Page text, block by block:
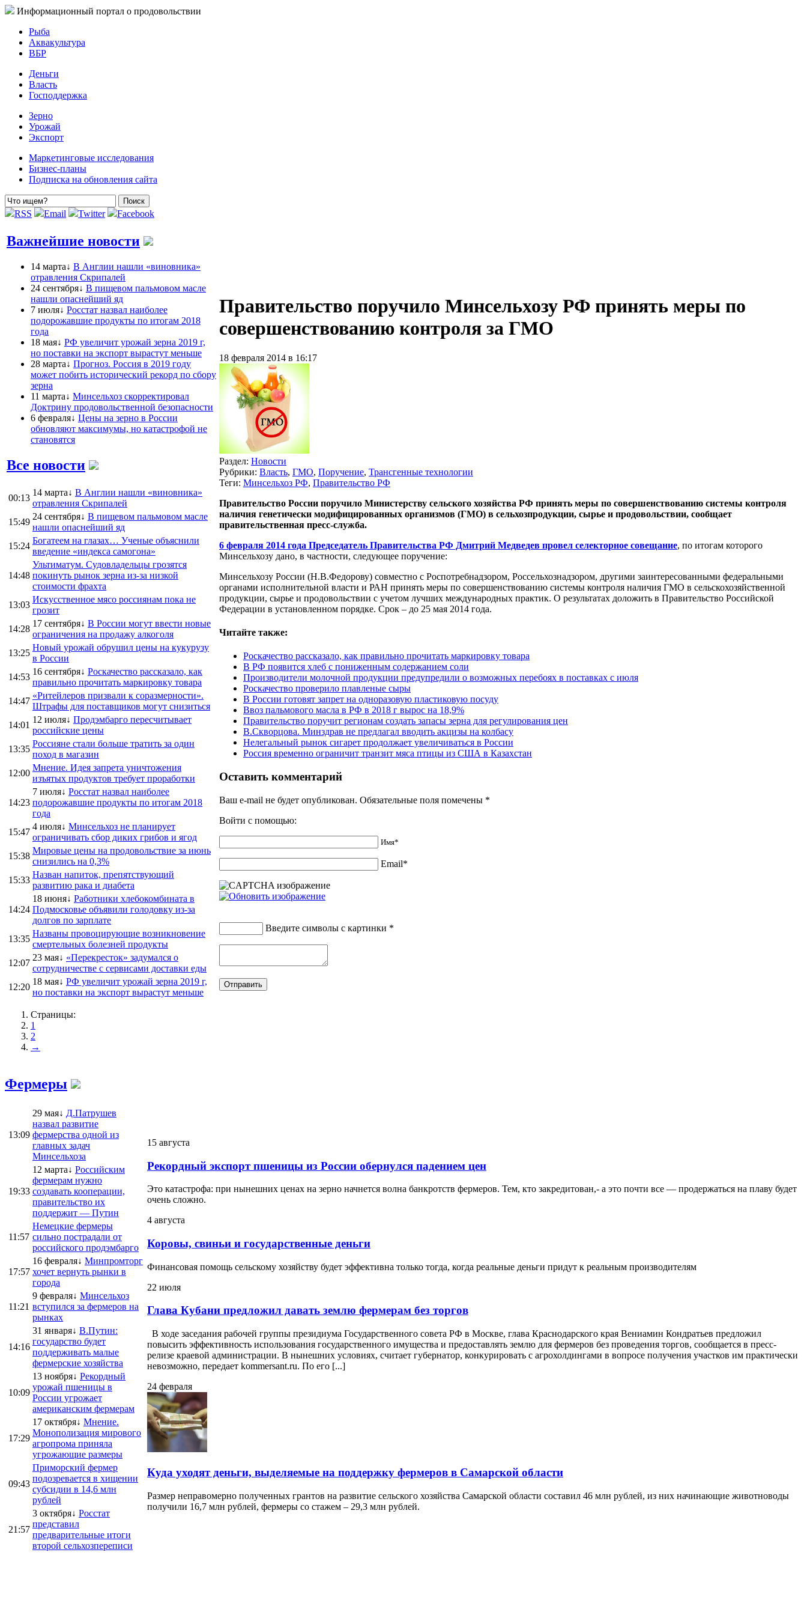
Информационный портал о продовольствии
Рыба
Аквакультура
ВБР
Деньги
Власть
Господдержка
Зерно
Урожай
Экспорт
Маркетинговые исследования
Бизнес-планы
Подписка на обновления сайта
RSS Email Twitter Facebook
Важнейшие новости
14 марта↓ В Англии нашли «виновника»
отравления Скрипалей
24 сентября↓ В пищевом пальмовом масле
нашли опаснейший яд
7 июля↓ Росстат назвал наиболее
подорожавшие продукты по итогам 2018
года
18 мая↓ РФ увеличит урожай зерна 2019 г,
но поставки на экспорт вырастут меньше
28 марта↓ Прогноз. Россия в 2019 году
может побить исторический рекорд по сбору
зерна
11 марта↓ Минсельхоз скорректировал
Доктрину продовольственной безопасности
6 февраля↓ Цены на зерно в России
обновляют максимумы, но катастрофой не
становятся
Все новости
00:13
14 марта↓ В Англии нашли «виновника»
отравления Скрипалей
15:49
24 сентября↓ В пищевом пальмовом масле
нашли опаснейший яд
15:24
Богатеем на глазах… Ученые объяснили
введение «индекса самогона»
14:48
Ультиматум. Судовладельцы грозятся
покинуть рынок зерна из-за низкой
стоимости фрахта
13:03
Искусственное мясо россиянам пока не
грозит
14:28
17 сентября↓ В России могут ввести новые
ограничения на продажу алкоголя
13:25
Новый урожай обрушил цены на кукурузу
в России
14:53
16 сентября↓ Роскачество рассказало, как
правильно прочитать маркировку товара
14:47
«Ритейлеров призвали к соразмерности».
Штрафы для поставщиков могут снизиться
14:01
12 июля↓ Продэмбарго пересчитывает
российские цены
13:35
Россияне стали больше тратить за один
поход в магазин
12:00
Мнение. Идея запрета уничтожения
изъятых продуктов требует проработки
14:23
7 июля↓ Росстат назвал наиболее
подорожавшие продукты по итогам 2018
года
15:47
4 июля↓ Минсельхоз не планирует
ограничивать сбор диких грибов и ягод
15:38
Мировые цены на продовольствие за июнь
снизились на 0,3%
15:33
Назван напиток, препятствующий
развитию рака и диабета
14:24
18 июня↓ Работники хлебокомбината в
Подмосковье объявили голодовку из-за
долгов по зарплате
13:35
Названы провоцирующие возникновение
смертельных болезней продукты
12:07
23 мая↓ «Перекресток» задумался о
сотрудничестве с сервисами доставки еды
12:20
18 мая↓ РФ увеличит урожай зерна 2019 г,
но поставки на экспорт вырастут меньше
Страницы:
1
2
→
Правительство поручило Минсельхозу РФ принять меры по
совершенствованию контроля за ГМО
18 февраля 2014 в 16:17
Раздел: Новости
Рубрики: Власть, ГМО, Поручение, Трансгенные технологии
Теги: Минсельхоз РФ, Правительство РФ
Правительство России поручило Министерству сельского хозяйства РФ принять меры по совершенствованию системы контроля
наличия генетически модифицированных организмов (ГМО) в сельхозпродукции, сырье и продовольствии, сообщает
правительственная пресс-служба.
6 февраля 2014 года Председатель Правительства РФ Дмитрий Медведев провел селекторное совещание, по итогам которого
Минсельхозу дано, в частности, следующее поручение:
Минсельхозу России (Н.В.Федорову) совместно с Роспотребнадзором, Россельхознадзором, другими заинтересованными федеральными
органами исполнительной власти и РАН принять меры по совершенствованию системы контроля наличия ГМО в сельскохозяйственной
продукции, сырье и продовольствии с учетом лучших международных практик. О результатах доложить в Правительство Российской
Федерации в установленном порядке. Срок – до 25 мая 2014 года.
Читайте также:
Роскачество рассказало, как правильно прочитать маркировку товара
В РФ появится хлеб с пониженным содержанием соли
Производители молочной продукции предупредили о возможных перебоях в поставках с июля
Роскачество проверило плавленые сыры
В России готовят запрет на одноразовую пластиковую посуду
Ввоз пальмового масла в РФ в 2018 г вырос на 18,9%
Правительство поручит регионам создать запасы зерна для регулирования цен
В.Скворцова. Минздрав не предлагал вводить акцизы на колбасу
Нелегальный рынок сигарет продолжает увеличиваться в России
Россия временно ограничит транзит мяса птицы из США в Казахстан
Оставить комментарий
Ваш e-mail не будет опубликован. Обязательные поля помечены *
Войти с помощью:
Имя*
Email*
Введите символы с картинки *
Фермеры
13:09
29 мая↓ Д.Патрушев
назвал развитие
фермерства одной из
главных задач
Минсельхоза
19:33
12 марта↓ Российским
фермерам нужно
создавать кооперации,
правительство их
поддержит — Путин
11:57
Немецкие фермеры
сильно пострадали от
российского продэмбарго
17:57
16 февраля↓ Минпромторг
хочет вернуть рынки в
города
11:21
9 февраля↓ Минсельхоз
вступился за фермеров на
рынках
14:16
31 января↓ В.Путин:
государство будет
поддерживать малые
фермерские хозяйства
10:09
13 ноября↓ Рекордный
урожай пшеницы в
России угрожает
американским фермерам
17:29
17 октября↓ Мнение.
Монополизация мирового
агропрома приняла
угрожающие размеры
09:43
Приморский фермер
подозревается в хищении
субсидии в 14,6 млн
рублей
21:57
3 октября↓ Росстат
представил
предварительные итоги
второй сельхозпереписи
15 августа
Рекордный экспорт пшеницы из России обернулся падением цен
Это катастрофа: при нынешних ценах на зерно начнется волна банкротств фермеров. Тем, кто закредитован,- а это почти все — продержаться на плаву будет
очень сложно.
4 августа
Коровы, свиньи и государственные деньги
Финансовая помощь сельскому хозяйству будет эффективна только тогда, когда реальные деньги придут к реальным производителям
22 июля
Глава Кубани предложил давать землю фермерам без торгов
В ходе заседания рабочей группы президиума Государственного совета РФ в Москве, глава Краснодарского края Вениамин Кондратьев предложил
повысить эффективность использования государственного имущества и предоставлять землю для фермеров без проведения торгов, сообщается в пресс-
релизе краевой администрации. В нынешних условиях, считает губернатор, конкурировать с агрохолдингами в вопросе получения участков им практически
невозможно, передает kommersant.ru. По его [...]
24 февраля
Куда уходят деньги, выделяемые на поддержку фермеров в Самарской области
Размер неправомерно полученных грантов на развитие сельского хозяйства Самарской области составил 46 млн рублей, из них начинающие животноводы
получили 16,7 млн рублей, фермеры со стажем – 29,3 млн рублей.